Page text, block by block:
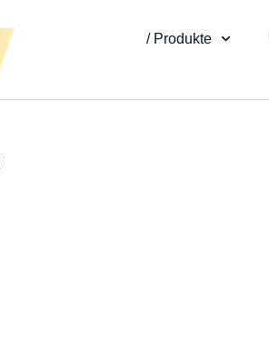
/ Produkte